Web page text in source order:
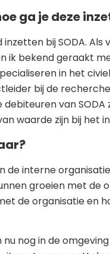
ga je deze
bij SODA.
ik bekend geraakt
in het
bij de
van
waarde zijn bij het
de interne
groeien met de
de organisatie en
nog in de